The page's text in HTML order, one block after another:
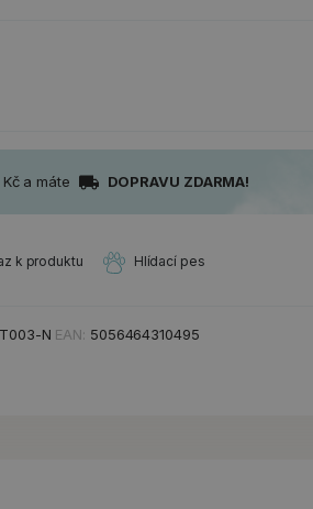
a máte DOPRAVU ZDARMA!
k produktu Hlídací pes
N EAN: 5056464310495